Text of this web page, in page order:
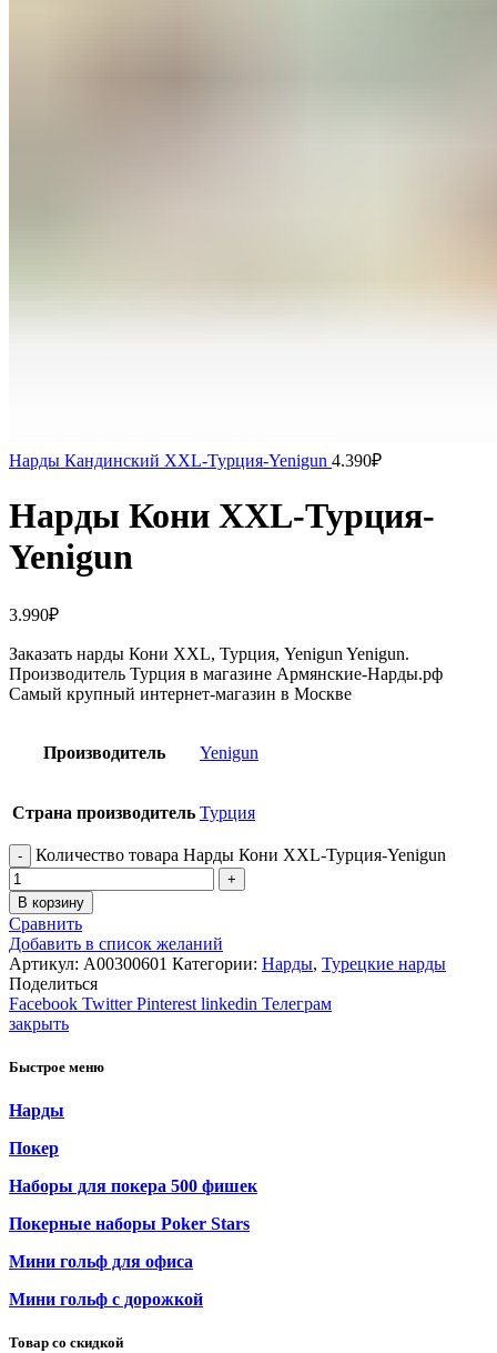
Нарды Кандинский XXL-Турция-Yenigun 4.390₽
Нарды Кони XXL-Турция-
Yenigun
3.990₽
Заказать нарды Кони XXL, Турция, Yenigun Yenigun.
Производитель Турция в магазине Армянские-Нарды.рф
Самый крупный интернет-магазин в Москве
Производитель Yenigun
Страна производитель Турция
Количество товара Нарды Кони XXL-Турция-Yenigun
В корзину
Сравнить
Добавить в список желаний
Артикул: A00300601 Категории: Нарды, Турецкие нарды
Поделиться
Facebook Twitter Pinterest linkedin Телеграм
закрыть
Быстрое меню
Нарды
Покер
Наборы для покера 500 фишек
Покерные наборы Poker Stars
Мини гольф для офиса
Мини гольф с дорожкой
Товар со скидкой